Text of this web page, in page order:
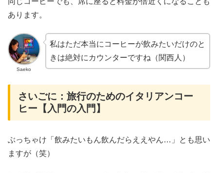
あります。
Saeko
私はただ本当にコーヒーが飲みたいだけのと
きは絶対にカウンターですね（関西人）
さいごに：旅行のためのイタリアンコー
ヒー【入門の入門】
ぶっちゃけ「飲みたいもん飲んだらええやん…」とも思い
ますが（笑）